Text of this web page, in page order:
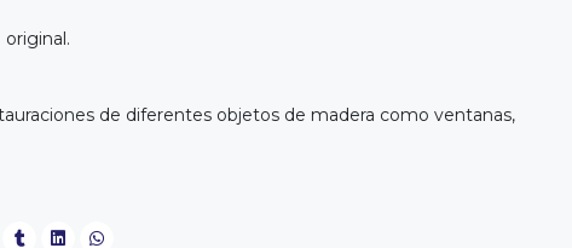
de diferentes objetos de madera como ventanas,